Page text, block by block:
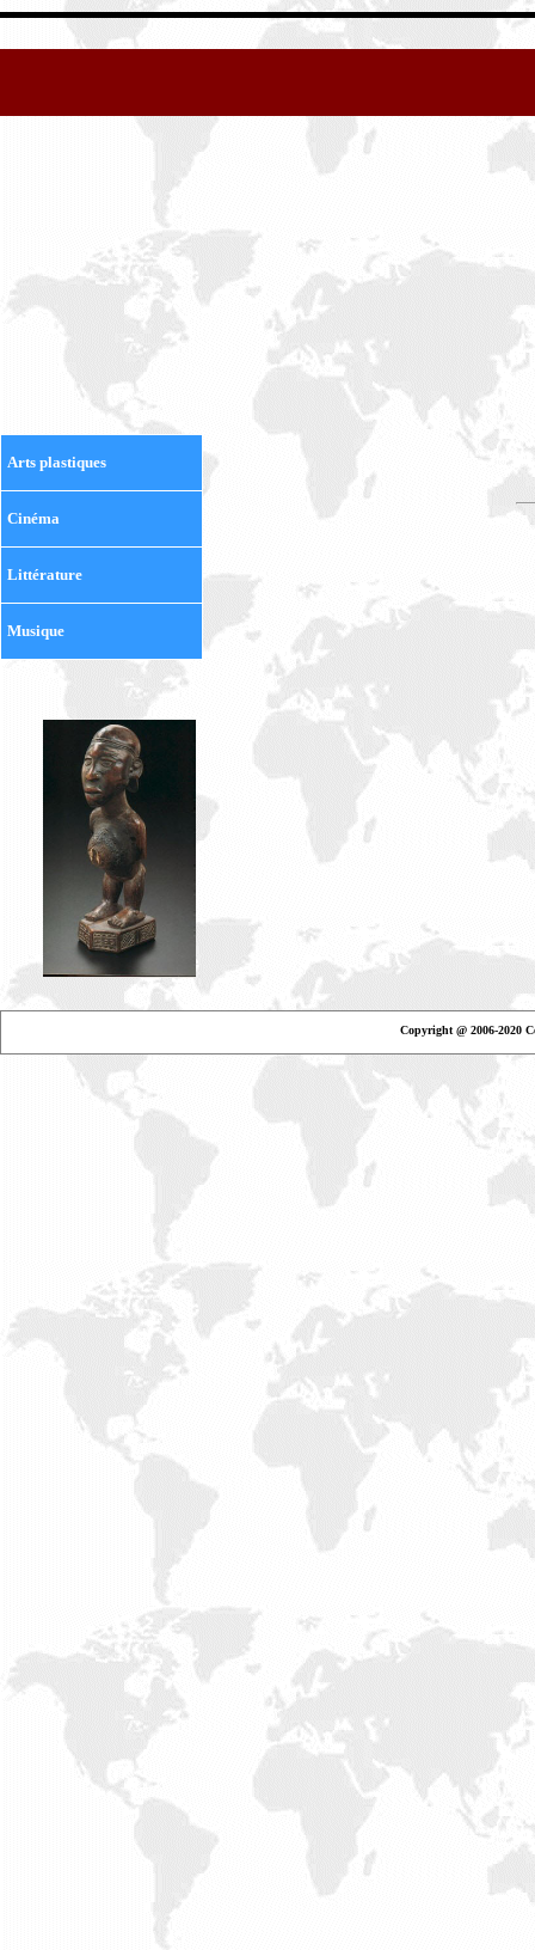
Arts plastiques
Cinéma
Littérature
Musique
Copyright @ 2006-2020